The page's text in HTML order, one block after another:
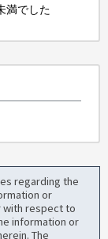
満でした
regarding the
or
with respect to
information or
The